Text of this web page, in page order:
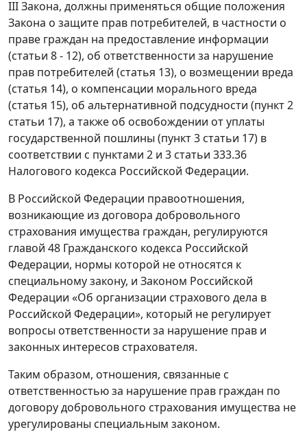
III Закона, должны применяться общие положения
Закона о защите прав потребителей, в частности о
праве граждан на предоставление информации
(статьи 8 - 12), об ответственности за нарушение
прав потребителей (статья 13), о возмещении вреда
(статья 14), о компенсации морального вреда
(статья 15), об альтернативной подсудности (пункт 2
статьи 17), а также об освобождении от уплаты
государственной пошлины (пункт 3 статьи 17) в
соответствии с пунктами 2 и 3 статьи 333.36
Налогового кодекса Российской Федерации.
В Российской Федерации правоотношения,
возникающие из договора добровольного
страхования имущества граждан, регулируются
главой 48 Гражданского кодекса Российской
Федерации, нормы которой не относятся к
специальному закону, и Законом Российской
Федерации «Об организации страхового дела в
Российской Федерации», который не регулирует
вопросы ответственности за нарушение прав и
законных интересов страхователя.
Таким образом, отношения, связанные с
ответственностью за нарушение прав граждан по
договору добровольного страхования имущества не
урегулированы специальным законом.